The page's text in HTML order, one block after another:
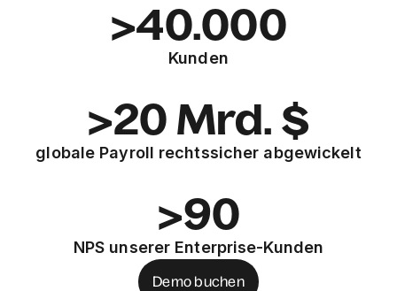
>40.000
Kunden
>20 Mrd. $
globale Payroll rechtssicher abgewickelt
>90
NPS unserer Enterprise-Kunden
Demo buchen